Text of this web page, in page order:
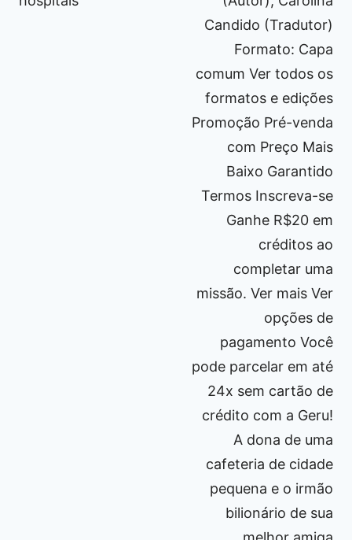
Candido (Tradutor)
Formato: Capa
comum Ver todos os
formatos e edições
Promoção Pré-venda
com Preço Mais
Baixo Garantido
Termos Inscreva-se
Ganhe R$20 em
créditos ao
completar uma
missão. Ver mais Ver
opções de
pagamento Você
pode parcelar em até
24x sem cartão de
crédito com a Geru!
A dona de uma
cafeteria de cidade
pequena e o irmão
bilionário de sua